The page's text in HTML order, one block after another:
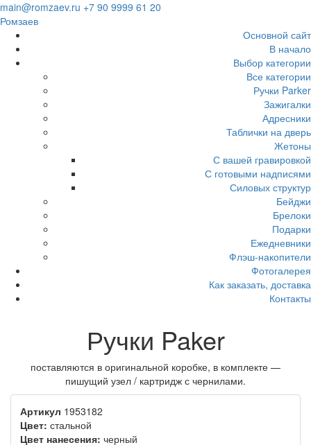
Загрузка...
main@romzaev.ru +7 90 9999 61 20
Ромзаев
Основной сайт
В начало
Выбор категории
Все категории
Ручки Parker
Зажигалки
Адресники
Таблички на дверь
Жетоны
С вашей гравировкой
С готовыми надписями
Силовых структур
Бейджи
Брелоки
Подарки
Ежедневники
Флэш-накопители
Фотогалерея
Как заказать, доставка
Контакты
Ручки Paker
поставляются в оригинальной коробке, в комплекте —
пишущий узел / картридж с чернилами.
Артикул 1953182
Цвет: стальной
Цвет нанесения: черный